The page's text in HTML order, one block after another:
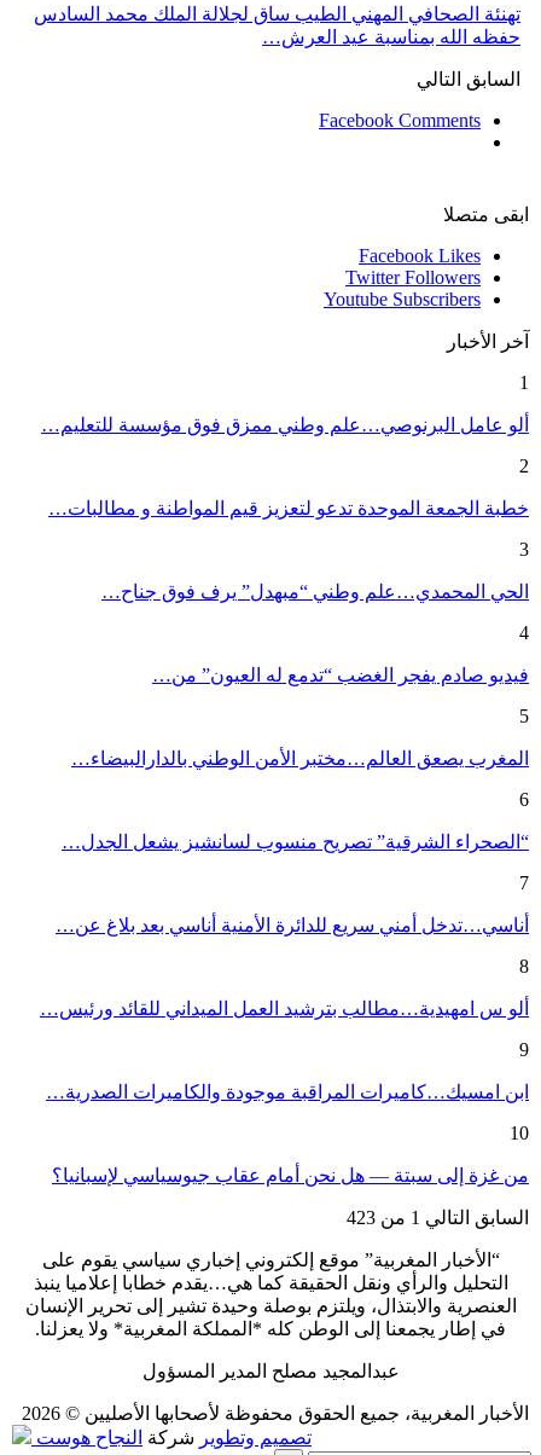
تهنئة الصحافي المهني الطيب ساق لجلالة الملك محمد السادس
حفظه الله بمناسبة عيد العرش…
السابق التالي
Facebook Comments
ابقى متصلا
Facebook Likes
Twitter Followers
Youtube Subscribers
آخر الأخبار
1
ألو عامل البرنوصي…علم وطني ممزق فوق مؤسسة للتعليم…
2
خطبة الجمعة الموحدة تدعو لتعزيز قيم المواطنة و مطالبات…
3
الحي المحمدي…علم وطني “مبهدل” يرف فوق جناح…
4
فيديو صادم يفجر الغضب “تدمع له العيون” من…
5
المغرب يصعق العالم…مختبر الأمن الوطني بالدارالبيضاء…
6
“الصحراء الشرقية” تصريح منسوب لسانشيز يشعل الجدل…
7
أناسي…تدخل أمني سريع للدائرة الأمنية أناسي بعد بلاغ عن…
8
ألو س امهيدية…مطالب بترشيد العمل الميداني للقائد ورئيس…
9
ابن امسيك…كاميرات المراقبة موجودة والكاميرات الصدرية…
10
من غزة إلى سبتة — هل نحن أمام عقاب جيوسياسي لإسبانيا؟
السابق التالي 1 من 423
“الأخبار المغربية” موقع إلكتروني إخباري سياسي يقوم على
التحليل والرأي ونقل الحقيقة كما هي…يقدم خطابا إعلاميا ينبذ
العنصرية والابتذال، ويلتزم بوصلة وحيدة تشير إلى تحرير الإنسان
في إطار يجمعنا إلى الوطن كله *المملكة المغربية* ولا يعزلنا.
عبدالمجيد مصلح المدير المسؤول
الأخبار المغربية، جميع الحقوق محفوظة لأصحابها الأصليين © 2026
تصميم وتطوير شركة النجاح هوست